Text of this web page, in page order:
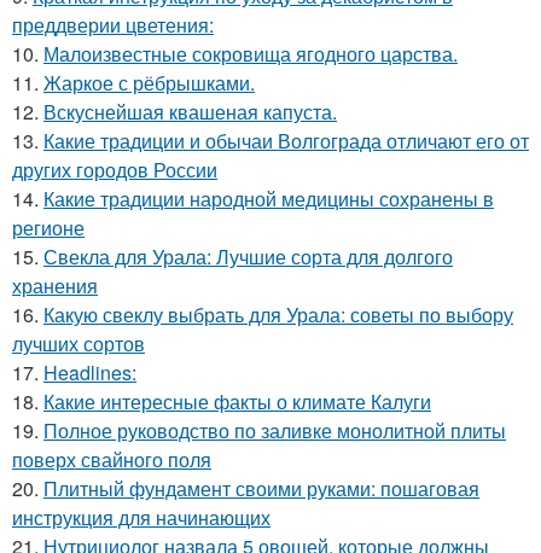
преддверии цветения:
10. Малоизвестные сокровища ягодного царства.
11. Жаркое с рёбрышками.
12. Вскуснейшая квашеная капуста.
13. Какие традиции и обычаи Волгограда отличают его от
других городов России
14. Какие традиции народной медицины сохранены в
регионе
15. Свекла для Урала: Лучшие сорта для долгого
хранения
16. Какую свеклу выбрать для Урала: советы по выбору
лучших сортов
17. Headlines:
18. Какие интересные факты о климате Калуги
19. Полное руководство по заливке монолитной плиты
поверх свайного поля
20. Плитный фундамент своими руками: пошаговая
инструкция для начинающих
21. Нутрициолог назвала 5 овощей, которые должны